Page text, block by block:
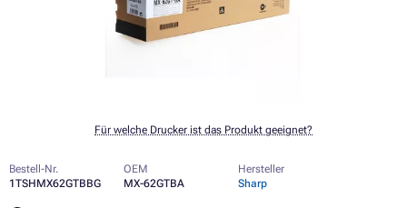
Für welche Drucker ist das Produkt geeignet?
Bestell-Nr.
1TSHMX62GTBBG
OEM
MX-62GTBA
Hersteller
Sharp